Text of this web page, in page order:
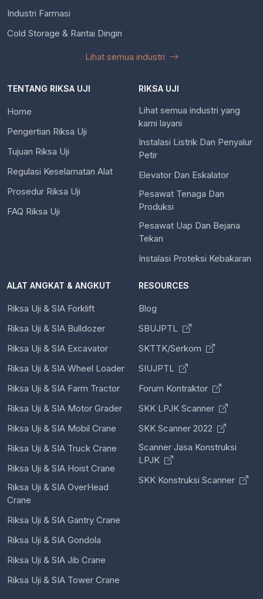
Industri Farmasi
Cold Storage & Rantai Dingin
Lihat semua industri
TENTANG RIKSA UJI
Home
Pengertian Riksa Uji
Tujuan Riksa Uji
Regulasi Keselamatan Alat
Prosedur Riksa Uji
FAQ Riksa Uji
RIKSA UJI
Lihat semua industri yang
kami layani
Instalasi Listrik Dan Penyalur
Petir
Elevator Dan Eskalator
Pesawat Tenaga Dan
Produksi
Pesawat Uap Dan Bejana
Tekan
Instalasi Proteksi Kebakaran
ALAT ANGKAT & ANGKUT
Riksa Uji & SIA Forklift
Riksa Uji & SIA Bulldozer
Riksa Uji & SIA Excavator
Riksa Uji & SIA Wheel Loader
Riksa Uji & SIA Farm Tractor
Riksa Uji & SIA Motor Grader
Riksa Uji & SIA Mobil Crane
Riksa Uji & SIA Truck Crane
Riksa Uji & SIA Hoist Crane
Riksa Uji & SIA OverHead
Crane
Riksa Uji & SIA Gantry Crane
Riksa Uji & SIA Gondola
Riksa Uji & SIA Jib Crane
Riksa Uji & SIA Tower Crane
RESOURCES
Blog
SBUJPTL
SKTTK/Serkom
SIUJPTL
Forum Kontraktor
SKK LPJK Scanner
SKK Scanner 2022
Scanner Jasa Konstruksi
LPJK
SKK Konstruksi Scanner